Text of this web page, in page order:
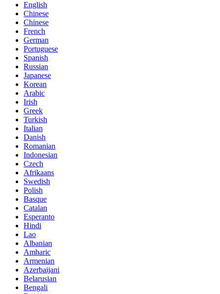
English
Chinese
Chinese
French
German
Portuguese
Spanish
Russian
Japanese
Korean
Arabic
Irish
Greek
Turkish
Italian
Danish
Romanian
Indonesian
Czech
Afrikaans
Swedish
Polish
Basque
Catalan
Esperanto
Hindi
Lao
Albanian
Amharic
Armenian
Azerbaijani
Belarusian
Bengali